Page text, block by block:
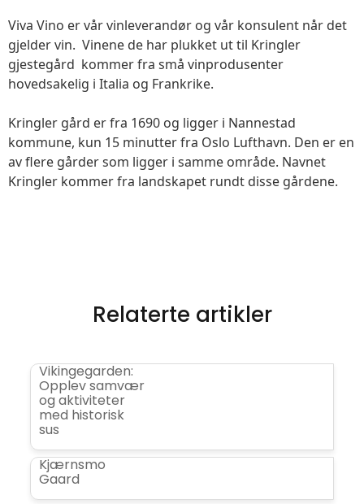
Viva Vino er vår vinleverandør og vår konsulent når det
gjelder vin. Vinene de har plukket ut til Kringler
gjestegård kommer fra små vinprodusenter
hovedsakelig i Italia og Frankrike.
Kringler gård er fra 1690 og ligger i Nannestad
kommune, kun 15 minutter fra Oslo Lufthavn. Den er en
av flere gårder som ligger i samme område. Navnet
Kringler kommer fra landskapet rundt disse gårdene.
Relaterte artikler
Vikingegarden:
Opplev samvær
og aktiviteter
med historisk
sus
Kjærnsmo
Gaard